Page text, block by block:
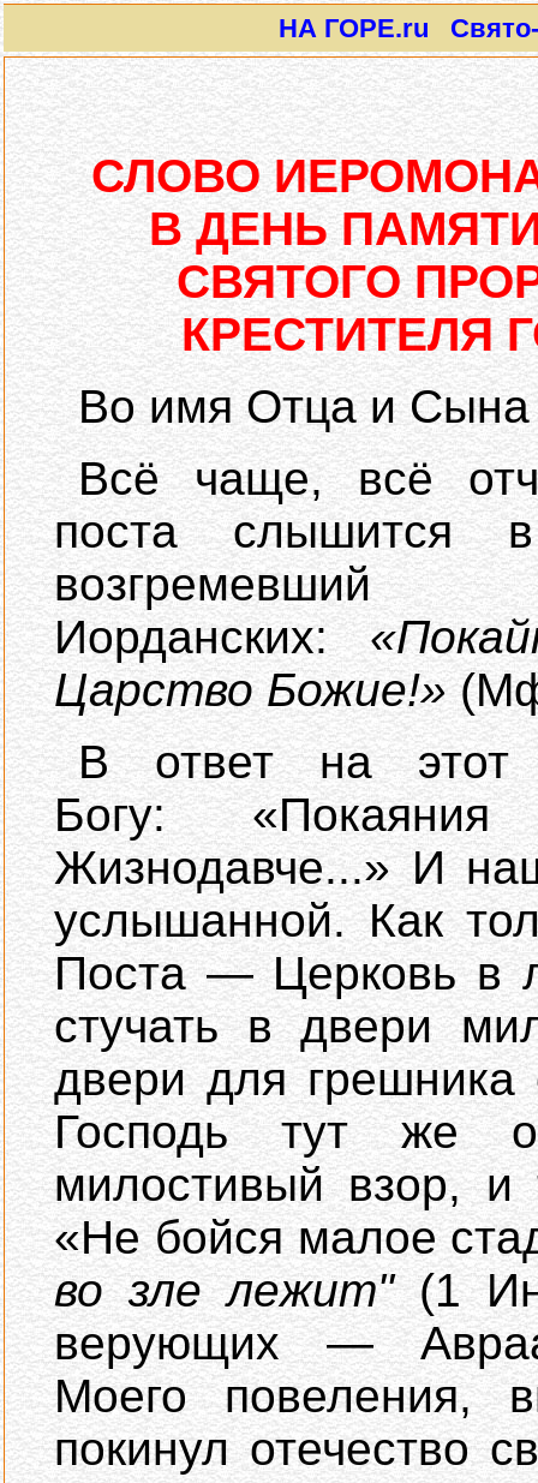
НА ГОРЕ.ru Свято-
СЛОВО
В ДЕНЬ
СВЯТОГО
КРЕСТИТЕЛЯ
Во имя Отца и Сына
Всё чаще, всё
поста слышится
Иорданских:
Царство Божие!»
В ответ на
Богу:
Жизнодавче...» И
услышанной. Как
Поста — Церковь в
стучать в двери
двери для
Господь тут же
милостивый взор, и
«Не бойся малое
во зле лежит"(1
верующих —
Моего повеления,
покинул отечество